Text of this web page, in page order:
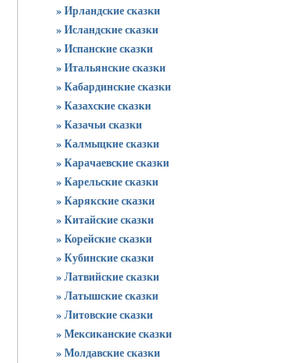
» Ирландские сказки
» Исландские сказки
» Испанские сказки
» Итальянские сказки
» Кабардинские сказки
» Казахские сказки
» Казачьи сказки
» Калмыцкие сказки
» Карачаевские сказки
» Карельские сказки
» Карякские сказки
» Китайские сказки
» Корейские сказки
» Кубинские сказки
» Латвийские сказки
» Латышские сказки
» Литовские сказки
» Мексиканские сказки
» Молдавские сказки